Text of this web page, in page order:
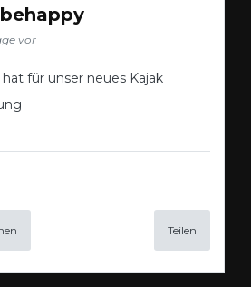
vor
für unser neues Kajak
Teilen